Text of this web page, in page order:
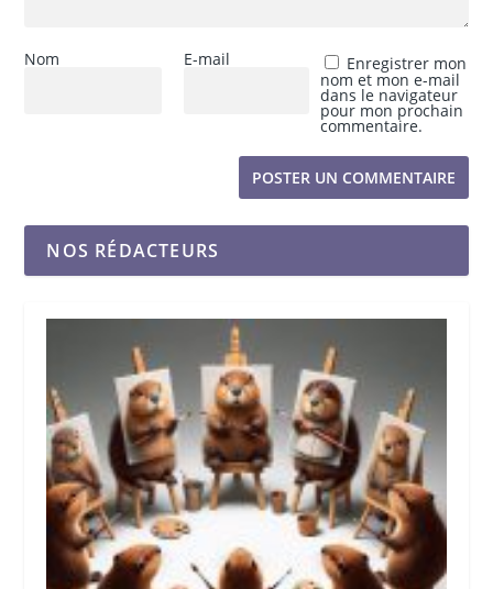
Nom E-mail Enregistrer mon
nom et mon e-mail
dans le navigateur
pour mon prochain
commentaire.
NOS RÉDACTEURS